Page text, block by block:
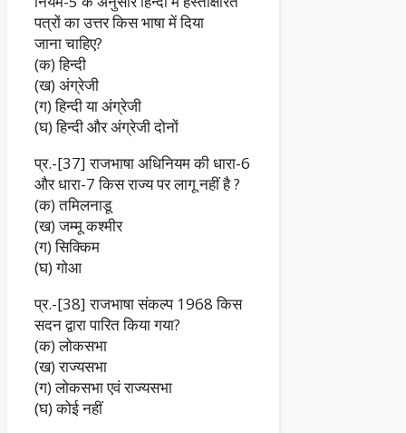
पत्रों का उत्तर किस भाषा में दिया
जाना चाहिए?
(क) हिन्दी
(ख) अंग्रेजी
(ग) हिन्दी या अंग्रेजी
(घ) हिन्दी और अंग्रेजी दोनों
प्र.-[37] राजभाषा अधिनियम की धारा-6
और धारा-7 किस राज्य पर लागू नहीं है ?
(क) तमिलनाडू
(ख) जम्मू कश्मीर
(ग) सिक्किम
(घ) गोआ
प्र.-[38] राजभाषा संकल्प 1968 किस
सदन द्वारा पारित किया गया?
(क) लोकसभा
(ख) राज्यसभा
(ग) लोकसभा एवं राज्यसभा
(घ) कोई नहीं